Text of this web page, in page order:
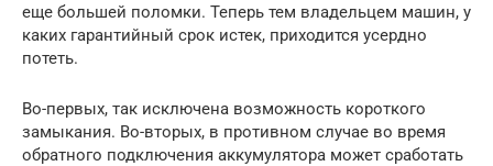
еще большей поломки. Теперь тем владельцем машин, у
каких гарантийный срок истек, приходится усердно
потеть.
Во-первых, так исключена возможность короткого
замыкания. Во-вторых, в противном случае во время
обратного подключения аккумулятора может сработать